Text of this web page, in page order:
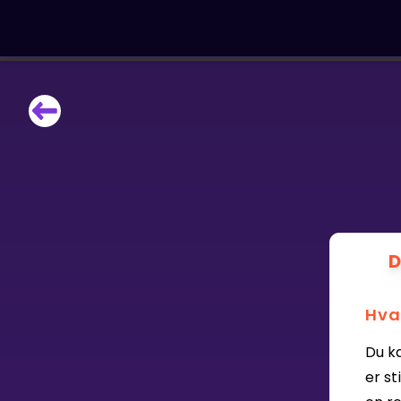
LÆRINGSVERKTØY
Du
er